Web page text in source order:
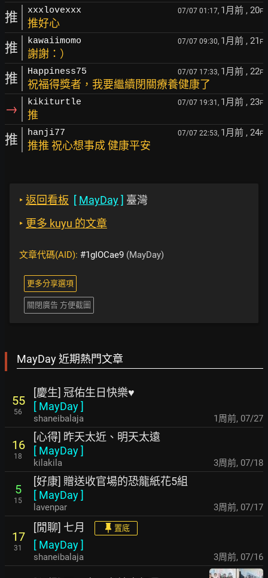
推 xxxlovexxx 07/07 01:17, 1月前 , 20F
推好心
推 kawaiimomo 07/07 09:30, 1月前 , 21 F
謝謝：）
推 Happiness75 07/07 17:33, 1月前 , 22F
祝福得獎者，我要繼續閉關療養健康了
→ kikiturtle 07/07 19:31, 1月前 , 23F
推
推 hanji77 07/07 22:53, 1月前 , 24F
推推 祝心想事成 健康平安
‣ 返回看板 [ MayDay] 臺灣
‣ 更多 kuyu 的文章
文章代碼(AID): #1gIOCae9 (MayDay)
更多分享選項
關閉廣告 方便截圖
MayDay 近期熱門文章
55
56
[慶生] 冠佑生日快樂♥
[ MayDay]
shaneibalaja 1周前, 07/27
16
18
[心得] 昨天太近、明天太遠
[ MayDay]
kilakila 3周前, 07/18
5
15
[好康] 贈送收官場的恐龍紙花5組
[ MayDay]
lavenpar 3周前, 07/17
17
31
[閒聊] 七月 置底
[ MayDay]
shaneibalaja 3周前, 07/16